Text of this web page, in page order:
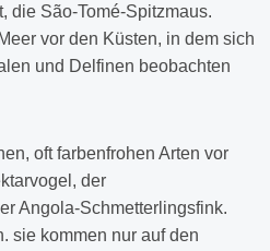
die São-Tomé-Spitzmaus.
vor den Küsten, in dem sich
und Delfinen beobachten
oft farbenfrohen Arten vor
der
Angola-Schmetterlingsfink.
sie kommen nur auf den